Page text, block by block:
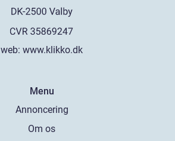
web: www.klikko.dk
Menu
Annoncering
Om os